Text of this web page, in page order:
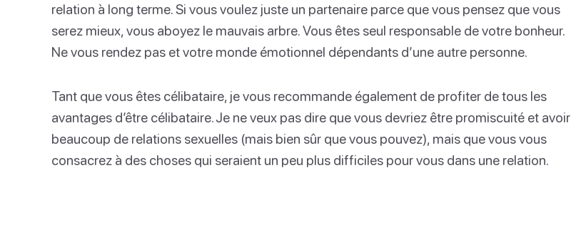
relation à long terme. Si vous voulez juste un partenaire parce que vous pensez que vous
serez mieux, vous aboyez le mauvais arbre. Vous êtes seul responsable de votre bonheur.
Ne vous rendez pas et votre monde émotionnel dépendants d’une autre personne.
Tant que vous êtes célibataire, je vous recommande également de profiter de tous les
avantages d’être célibataire. Je ne veux pas dire que vous devriez être promiscuité et avoir
beaucoup de relations sexuelles (mais bien sûr que vous pouvez), mais que vous vous
consacrez à des choses qui seraient un peu plus difficiles pour vous dans une relation.